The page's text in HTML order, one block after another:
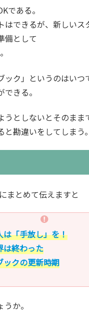
である。
はできるが、新しいス
備として
ック」というのはい
きる。
うとしないとそのまま
勘違いをしてしまう。
まとめて伝えますと
は「手放し」を！
は終わった
ックの更新時期
か。